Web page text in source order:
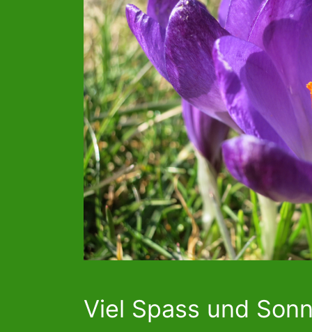
Viel Spass und